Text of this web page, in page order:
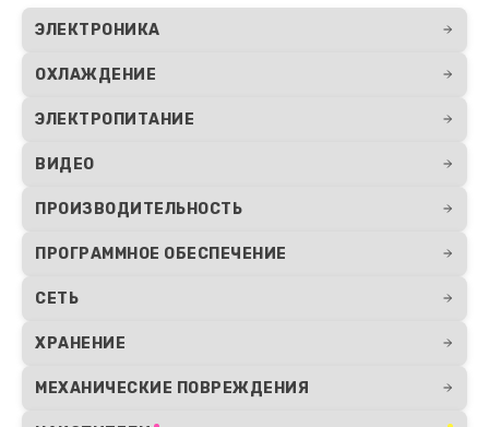
ЭЛЕКТРОНИКА
ОХЛАЖДЕНИЕ
ЭЛЕКТРОПИТАНИЕ
ВИДЕО
ПРОИЗВОДИТЕЛЬНОСТЬ
ПРОГРАММНОЕ ОБЕСПЕЧЕНИЕ
СЕТЬ
ХРАНЕНИЕ
МЕХАНИЧЕСКИЕ ПОВРЕЖДЕНИЯ